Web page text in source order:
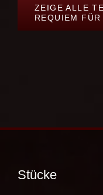
ZEIGE ALLE
REQUIEM
Stücke